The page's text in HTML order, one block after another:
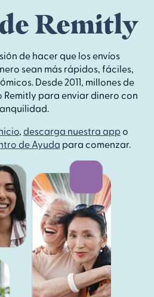
Remitly
de hacer que los envíos
sean más rápidos, fáciles,
Desde 2011, millones de
Remitly para enviar dinero con
, descarga nuestra appo
de Ayuda para comenzar.